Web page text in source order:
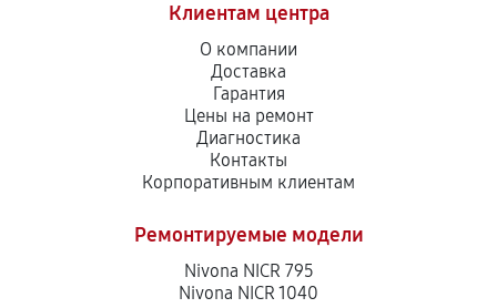
Клиентам центра
О компании
Доставка
Гарантия
Цены на ремонт
Диагностика
Контакты
Корпоративным клиентам
Ремонтируемые модели
Nivona NICR 795
Nivona NICR 1040